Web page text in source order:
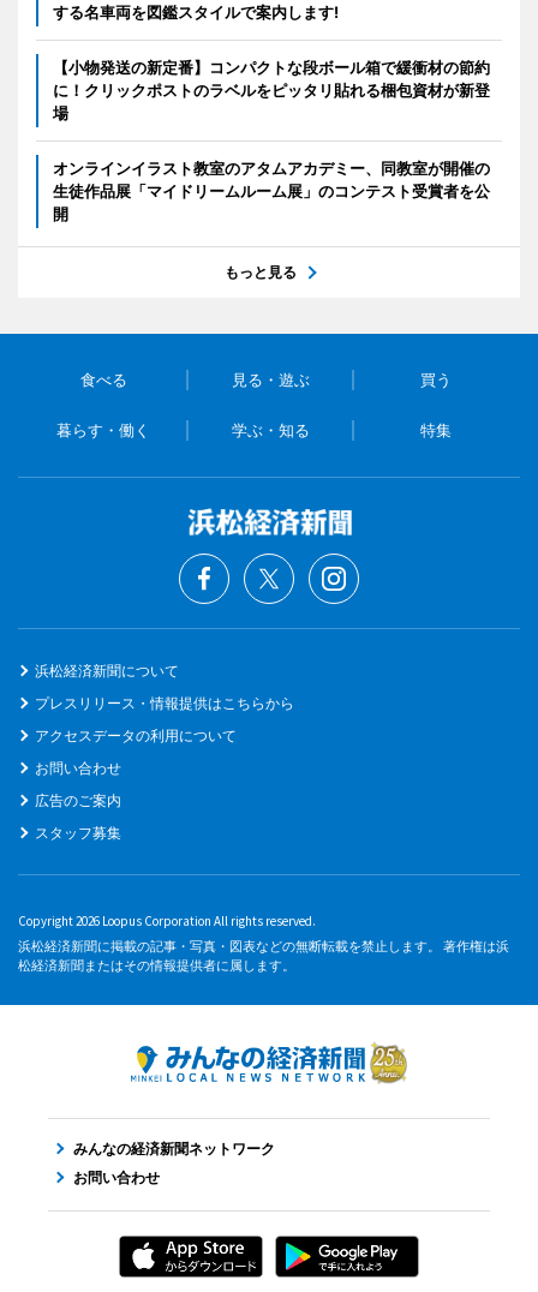
する名車両を図鑑スタイルで案内します!
【小物発送の新定番】コンパクトな段ボール箱で緩衝材の節約
に！クリックポストのラベルをピッタリ貼れる梱包資材が新登
場
オンラインイラスト教室のアタムアカデミー、同教室が開催の
生徒作品展「マイドリームルーム展」のコンテスト受賞者を公
開
もっと見る
食べる 見る・遊ぶ 買う
暮らす・働く 学ぶ・知る 特集
浜松経済新聞について
プレスリリース・情報提供はこちらから
アクセスデータの利用について
お問い合わせ
広告のご案内
スタッフ募集
Copyright 2026 Loopus Corporation All rights reserved.
浜松経済新聞に掲載の記事・写真・図表などの無断転載を禁止します。 著作権は浜
松経済新聞またはその情報提供者に属します。
みんなの経済新聞ネットワーク
お問い合わせ